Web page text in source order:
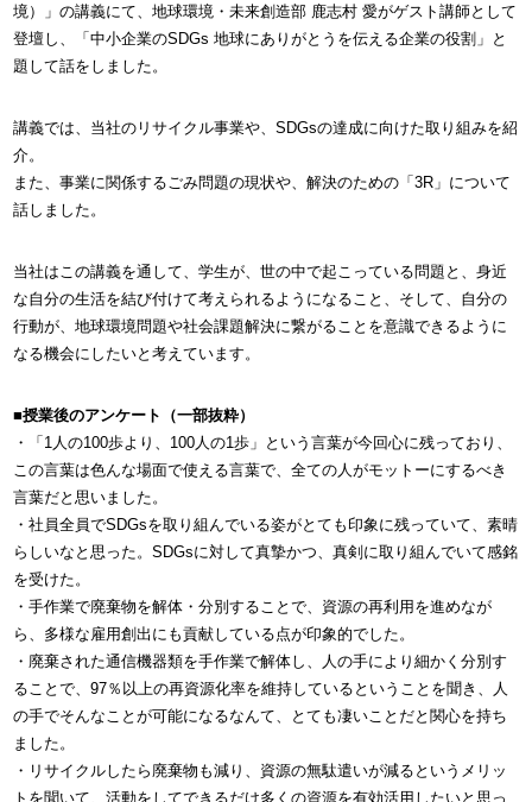
境）」の講義にて、地球環境・未来創造部 鹿志村 愛がゲスト講師として
登壇し、「中小企業のSDGs 地球にありがとうを伝える企業の役割」と
題して話をしました。
講義では、当社のリサイクル事業や、SDGsの達成に向けた取り組みを紹
介。
また、事業に関係するごみ問題の現状や、解決のための「3R」について
話しました。
当社はこの講義を通して、学生が、世の中で起こっている問題と、身近
な自分の生活を結び付けて考えられるようになること、そして、自分の
行動が、地球環境問題や社会課題解決に繋がることを意識できるように
なる機会にしたいと考えています。
■授業後のアンケート（一部抜粋）
・「1人の100歩より、100人の1歩」という言葉が今回心に残っており、
この言葉は色んな場面で使える言葉で、全ての人がモットーにするべき
言葉だと思いました。
・社員全員でSDGsを取り組んでいる姿がとても印象に残っていて、素晴
らしいなと思った。SDGsに対して真摯かつ、真剣に取り組んでいて感銘
を受けた。
・手作業で廃棄物を解体・分別することで、資源の再利用を進めなが
ら、多様な雇用創出にも貢献している点が印象的でした。
・廃棄された通信機器類を手作業で解体し、人の手により細かく分別す
ることで、97％以上の再資源化率を維持しているということを聞き、人
の手でそんなことが可能になるなんて、とても凄いことだと関心を持ち
ました。
・リサイクルしたら廃棄物も減り、資源の無駄遣いが減るというメリッ
トを聞いて、活動をしてできるだけ多くの資源を有効活用したいと思っ